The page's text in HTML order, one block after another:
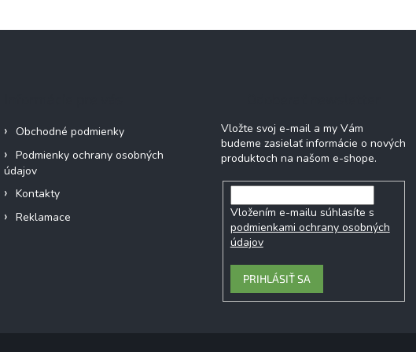
Obchodné podmienky
Podmienky ochrany osobných
údajov
Kontakty
Reklamace
Vložte svoj e-mail a my Vám
budeme zasielať informácie o nových
produktoch na našom e-shope.
Vložením e-mailu súhlasíte s
podmienkami ochrany osobných
údajov
PRIHLÁSIŤ SA